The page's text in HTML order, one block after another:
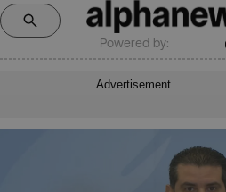
Powered by:
Advertisement